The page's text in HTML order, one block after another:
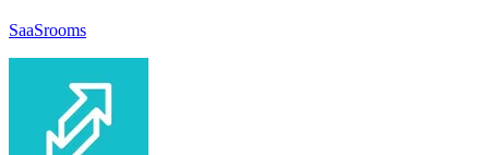
SaaSrooms